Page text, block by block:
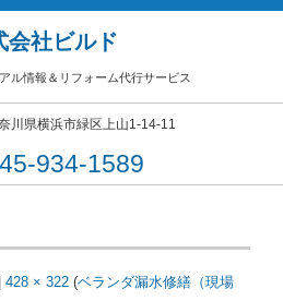
会社ビルド
ル情報＆リフォーム代行サービス
県横浜市緑区上山1-14-11
934-1589
428 × 322 (ベランダ漏水修繕（現場